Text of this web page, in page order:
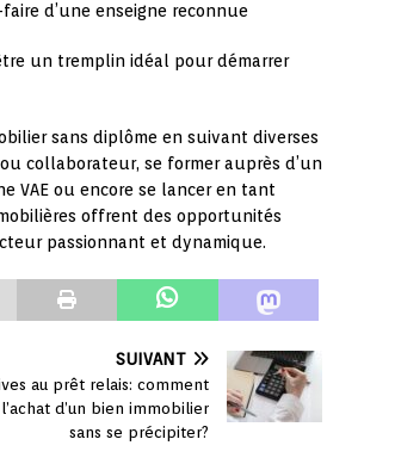
d’une enseigne reconnue
un tremplin idéal pour démarrer
sans diplôme en suivant diverses
collaborateur, se former auprès d’un
VAE ou encore se lancer en tant
offrent des opportunités
passionnant et dynamique.
SUIVANT
au prêt relais: comment
d’un bien immobilier
sans se précipiter?